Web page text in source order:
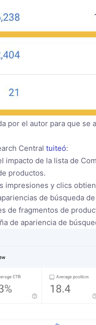
por el autor para que se
Central tuiteó:
impacto de la lista de
productos.
impresiones y clics
de búsqueda
de fragmentos de
de apariencia de